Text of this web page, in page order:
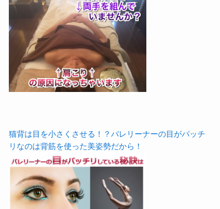
猫背は目を小さくさせる！？バレリーナーの目がパッチ
リなのは背筋を使った美姿勢だから！